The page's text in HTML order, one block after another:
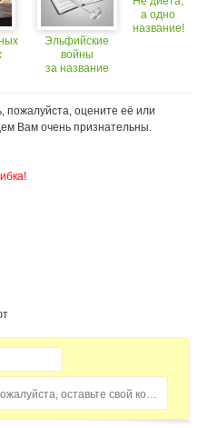
Эльфийские
войны
за название
а одно
название!
пожалуйста, оцените её или
Вам очень признательны.
Домохозяйка, пожалуйста, оставьте свой комментарий...